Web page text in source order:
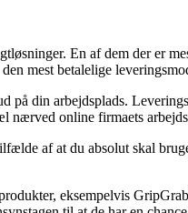
En af dem der er
mest betalelige
din arbejdsplads.
nærved online firmaets
af at du absolut skal
eksempelvis